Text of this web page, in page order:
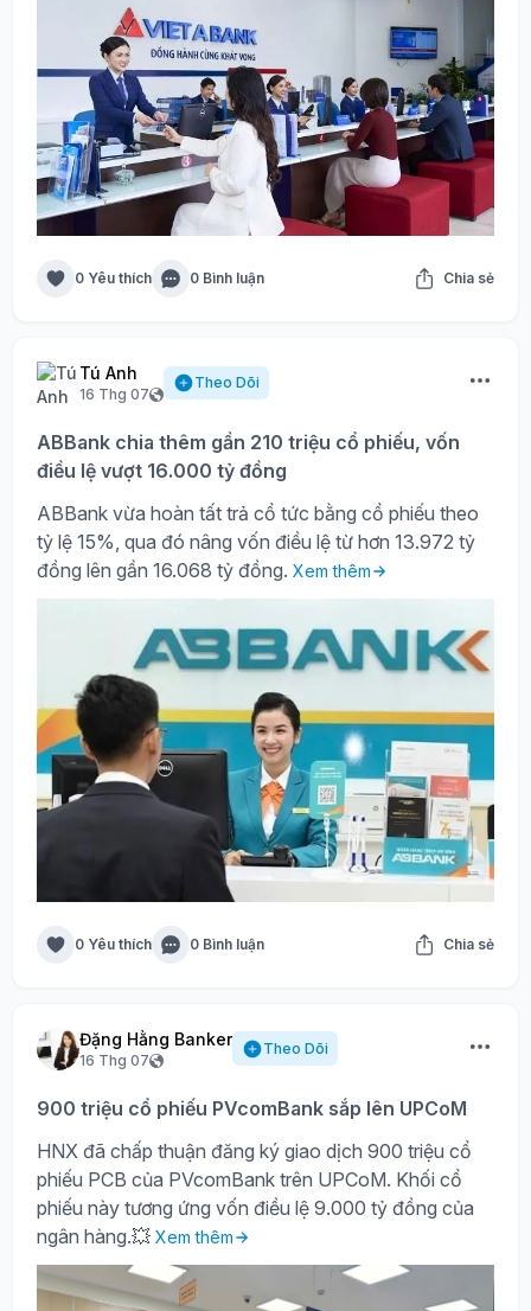
0 Yêu thích 0 Bình luận Chia sẻ
Tú Anh
16 Thg 07
Theo Dõi
ABBank chia thêm gần 210 triệu cổ phiếu, vốn
điều lệ vượt 16.000 tỷ đồng
ABBank vừa hoàn tất trả cổ tức bằng cổ phiếu theo
tỷ lệ 15%, qua đó nâng vốn điều lệ từ hơn 13.972 tỷ
đồng lên gần 16.068 tỷ đồng. Xem thêm
0 Yêu thích 0 Bình luận Chia sẻ
Đặng Hằng Banker
16 Thg 07
Theo Dõi
900 triệu cổ phiếu PVcomBank sắp lên UPCoM
HNX đã chấp thuận đăng ký giao dịch 900 triệu cổ
phiếu PCB của PVcomBank trên UPCoM. Khối cổ
phiếu này tương ứng vốn điều lệ 9.000 tỷ đồng của
ngân hàng.💥 Xem thêm